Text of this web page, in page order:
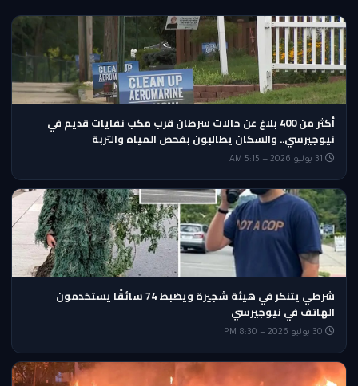
أكثر من 400 بلاغ عن حالات سرطان قرب مكب نفايات قديم في
نيوجيرسي.. والسكان يطالبون بفحص المياه والتربة
شرطي يتنكر في هيئة شجيرة ويضبط 74 سائقًا يستخدمون
الهاتف في نيوجيرسي